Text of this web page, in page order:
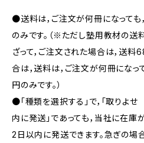
●送料は，ご注文が何冊になっても
のみです。（※ただし塾用教材の送
ざって，ご注文された場合は，送料
合は，送料は，ご注文が何冊になっ
円のみです。）
●「種類を選択する」で，「取り
内に発送」であっても，当社に在庫
2日以内に発送できます。急ぎの場